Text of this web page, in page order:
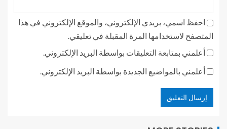
احفظ اسمي، بريدي الإلكتروني، والموقع الإلكتروني في هذا
المتصفح لاستخدامها المرة المقبلة في تعليقي.
أعلمني بمتابعة التعليقات بواسطة البريد الإلكتروني.
أعلمني بالمواضيع الجديدة بواسطة البريد الإلكتروني.